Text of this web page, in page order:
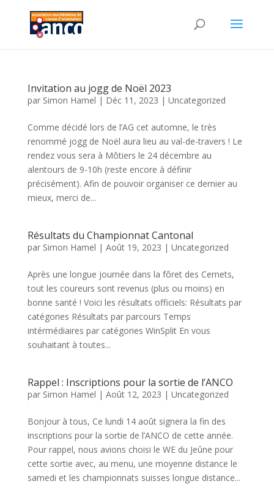
Invitation au jogg de Noël 2023
par Simon Hamel | Déc 11, 2023 | Uncategorized
Comme décidé lors de l’AG cet automne, le très
renommé jogg de Noël aura lieu au val-de-travers ! Le
rendez vous sera à Môtiers le 24 décembre au
alentours de 9-10h (reste encore à définir
précisément). Afin de pouvoir organiser ce dernier au
mieux, merci de...
Résultats du Championnat Cantonal
par Simon Hamel | Août 19, 2023 | Uncategorized
Après une longue journée dans la fôret des Cernets,
tout les coureurs sont revenus (plus ou moins) en
bonne santé ! Voici les résultats officiels: Résultats par
catégories Résultats par parcours Temps
intérmédiaires par catégories WinSplit En vous
souhaitant à toutes...
Rappel : Inscriptions pour la sortie de l’ANCO
par Simon Hamel | Août 12, 2023 | Uncategorized
Bonjour à tous, Ce lundi 14 août signera la fin des
inscriptions pour la sortie de l’ANCO de cette année.
Pour rappel, nous avions choisi le WE du Jeûne pour
cette sortie avec, au menu, une moyenne distance le
samedi et les championnats suisses longue distance...